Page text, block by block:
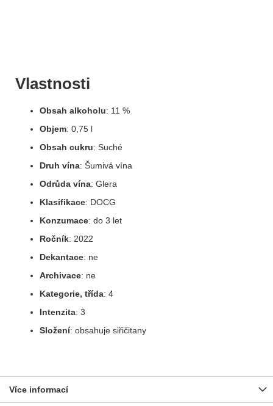
Vlastnosti
Obsah alkoholu: 11 %
Objem: 0,75 l
Obsah cukru: Suché
Druh vína: Šumivá vína
Odrůda vína: Glera
Klasifikace: DOCG
Konzumace: do 3 let
Ročník: 2022
Dekantace: ne
Archivace: ne
Kategorie, třída: 4
Intenzita: 3
Složení: obsahuje siřičitany
Více informací